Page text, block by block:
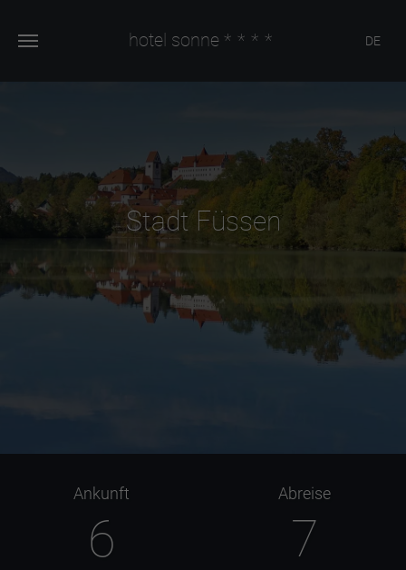
hotel sonne **** DE
Stadt Füssen
Ankunft
6
Abreise
7